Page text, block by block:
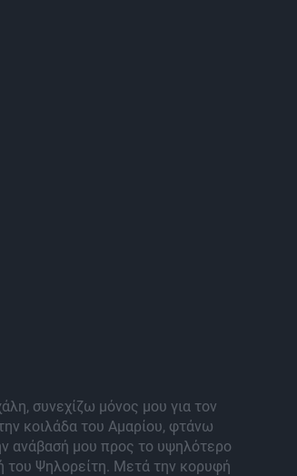
συνεχίζω μόνος μου για τον
κοιλάδα του Αμαρίου, φτάνω
ανάβασή μου προς το υψηλότερο
του Ψηλορείτη. Μετά την κορυφή